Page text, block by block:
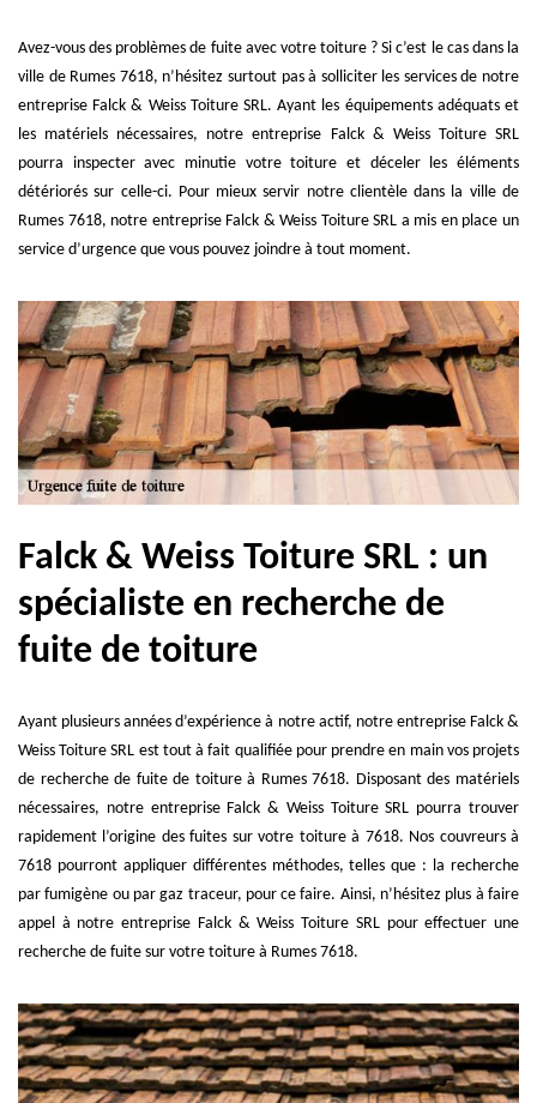
Avez-vous des problèmes de fuite avec votre toiture ? Si c’est le cas dans la
ville de Rumes 7618, n’hésitez surtout pas à solliciter les services de notre
entreprise Falck & Weiss Toiture SRL. Ayant les équipements adéquats et
les matériels nécessaires, notre entreprise Falck & Weiss Toiture SRL
pourra inspecter avec minutie votre toiture et déceler les éléments
détériorés sur celle-ci. Pour mieux servir notre clientèle dans la ville de
Rumes 7618, notre entreprise Falck & Weiss Toiture SRL a mis en place un
service d’urgence que vous pouvez joindre à tout moment.
Falck & Weiss Toiture SRL : un
spécialiste en recherche de
fuite de toiture
Ayant plusieurs années d’expérience à notre actif, notre entreprise Falck &
Weiss Toiture SRL est tout à fait qualifiée pour prendre en main vos projets
de recherche de fuite de toiture à Rumes 7618. Disposant des matériels
nécessaires, notre entreprise Falck & Weiss Toiture SRL pourra trouver
rapidement l’origine des fuites sur votre toiture à 7618. Nos couvreurs à
7618 pourront appliquer différentes méthodes, telles que : la recherche
par fumigène ou par gaz traceur, pour ce faire. Ainsi, n’hésitez plus à faire
appel à notre entreprise Falck & Weiss Toiture SRL pour effectuer une
recherche de fuite sur votre toiture à Rumes 7618.